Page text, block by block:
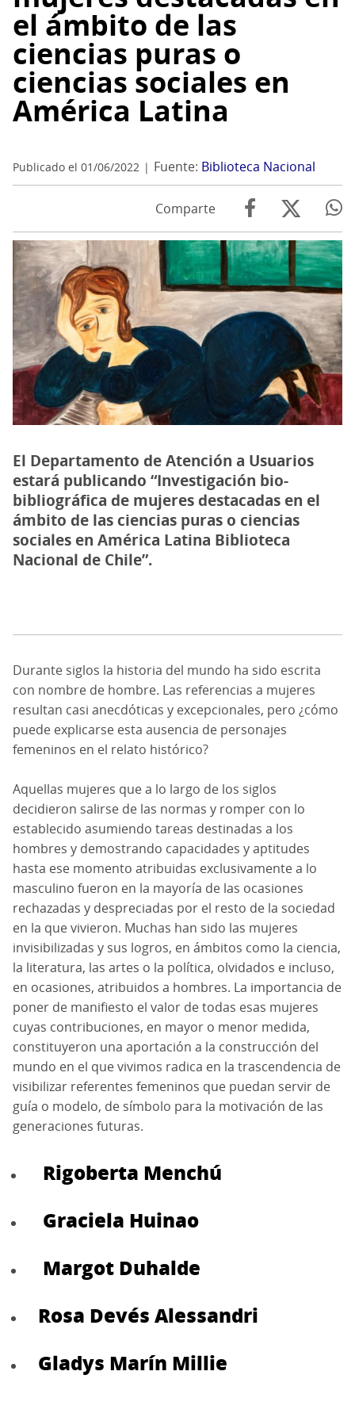
el ámbito de las
ciencias puras o
ciencias sociales en
América Latina
Publicado el 01/06/2022 Fuente: Biblioteca Nacional
Comparte
El Departamento de Atención a Usuarios
estará publicando “Investigación bio-
bibliográfica de mujeres destacadas en el
ámbito de las ciencias puras o ciencias
sociales en América Latina Biblioteca
Nacional de Chile”.
Durante siglos la historia del mundo ha sido escrita
con nombre de hombre. Las referencias a mujeres
resultan casi anecdóticas y excepcionales, pero ¿cómo
puede explicarse esta ausencia de personajes
femeninos en el relato histórico?
Aquellas mujeres que a lo largo de los siglos
decidieron salirse de las normas y romper con lo
establecido asumiendo tareas destinadas a los
hombres y demostrando capacidades y aptitudes
hasta ese momento atribuidas exclusivamente a lo
masculino fueron en la mayoría de las ocasiones
rechazadas y despreciadas por el resto de la sociedad
en la que vivieron. Muchas han sido las mujeres
invisibilizadas y sus logros, en ámbitos como la ciencia,
la literatura, las artes o la política, olvidados e incluso,
en ocasiones, atribuidos a hombres. La importancia de
poner de manifiesto el valor de todas esas mujeres
cuyas contribuciones, en mayor o menor medida,
constituyeron una aportación a la construcción del
mundo en el que vivimos radica en la trascendencia de
visibilizar referentes femeninos que puedan servir de
guía o modelo, de símbolo para la motivación de las
generaciones futuras.
Rigoberta Menchú
Graciela Huinao
Margot Duhalde
Rosa Devés Alessandri
Gladys Marín Millie